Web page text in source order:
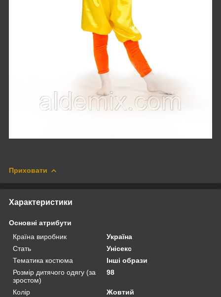
Приховати
Характеристики
Основні атрибути
Країна виробник
Україна
Стать
Унісекс
Тематика костюма
Інші образи
Розмір дитячого одягу (за
зростом)
98
Колір Жовтий